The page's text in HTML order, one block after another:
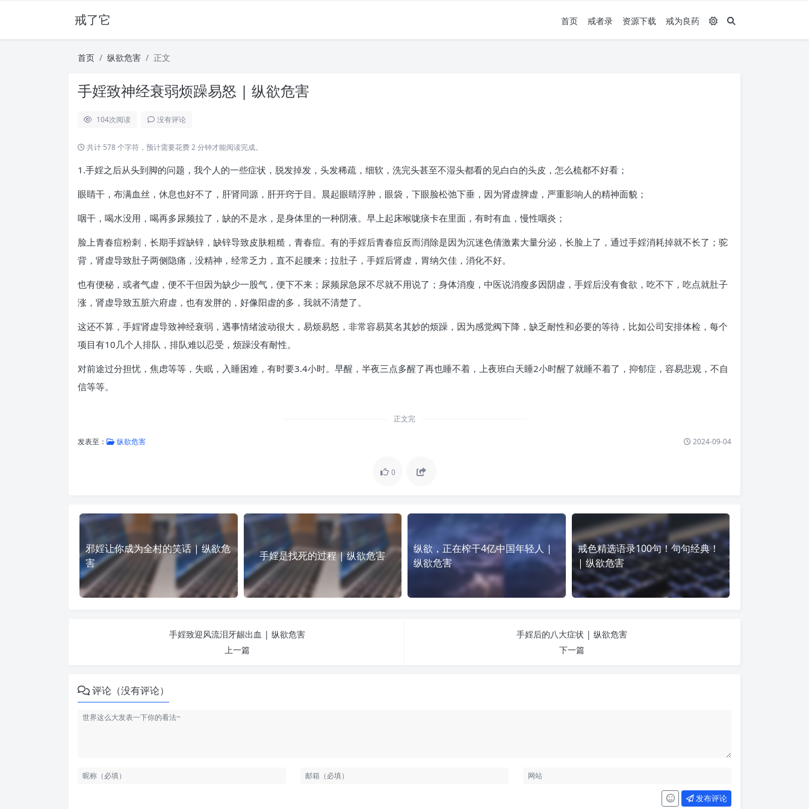
戒了它 首页 戒者录 资源下载 戒为良药
首页 纵欲危害 正文
手婬致神经衰弱烦躁易怒 | 纵欲危害
104次阅读 没有评论
共计 578 个字符，预计需要花费 2 分钟才能阅读完成。
1.手婬之后从头到脚的问题，我个人的一些症状，脱发掉发，头发稀疏，细软，洗完头甚至不湿头都看的见白白的头皮，怎么梳都不好看；
眼睛干，布满血丝，休息也好不了，肝肾同源，肝开窍于目。晨起眼睛浮肿，眼袋，下眼脸松弛下垂，因为肾虚脾虚，严重影响人的精神面貌；
咽干，喝水没用，喝再多尿频拉了，缺的不是水，是身体里的一种阴液。早上起床喉咙痰卡在里面，有时有血，慢性咽炎；
脸上青春痘粉刺，长期手婬缺锌，缺锌导致皮肤粗糙，青春痘。有的手婬后青春痘反而消除是因为沉迷色倩激素大量分泌，长脸上了，通过手婬消耗掉就不长了；驼
背，肾虚导致肚子两侧隐痛，没精神，经常乏力，直不起腰来；拉肚子，手婬后肾虚，胃纳欠佳，消化不好。
也有便秘，或者气虚，便不干但因为缺少一股气，便下不来；尿频尿急尿不尽就不用说了；身体消瘦，中医说消瘦多因阴虚，手婬后没有食欲，吃不下，吃点就肚子
涨，肾虚导致五脏六府虚，也有发胖的，好像阳虚的多，我就不清楚了。
这还不算，手婬肾虚导致神经衰弱，遇事情绪波动很大，易烦易怒，非常容易莫名其妙的烦躁，因为感觉阀下降，缺乏耐性和必要的等待，比如公司安排体检，每个
项目有10几个人排队，排队难以忍受，烦躁没有耐性。
对前途过分担忧，焦虑等等，失眠，入睡困难，有时要3.4小时。早醒，半夜三点多醒了再也睡不着，上夜班白天睡2小时醒了就睡不着了，抑郁症，容易悲观，不自
信等等。
正文完
发表至： 纵欲危害 2024-09-04
0
邪婬让你成为全村的笑话 | 纵欲危
害
手婬是找死的过程 | 纵欲危害
纵欲，正在榨干4亿中国年轻人 |
纵欲危害
戒色精选语录100句！句句经典！
| 纵欲危害
手婬致迎风流泪牙龈出血 | 纵欲危害
上一篇
手婬后的八大症状 | 纵欲危害
下一篇
评论（没有评论）
发布评论